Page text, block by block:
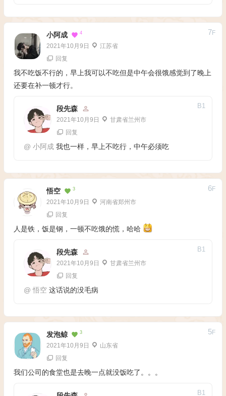
小阿成 4
2021年10月9日 江苏省
7F
回复
我不吃饭不行的，早上我可以不吃但是中午会很饿感觉到了晚上
还要在补一顿才行。
段先森
2021年10月9日 甘肃省兰州市
B1
回复
@ 小阿成我也一样，早上不吃行，中午必须吃
悟空 3
2021年10月9日 河南省郑州市
6F
回复
人是铁，饭是钢，一顿不吃饿的慌，哈哈
段先森
2021年10月9日 甘肃省兰州市
B1
回复
@悟空 这话说的没毛病
发泡鲸 3
2021年10月9日 山东省
5F
回复
我们公司的食堂也是去晚一点就没饭吃了。。。
B1